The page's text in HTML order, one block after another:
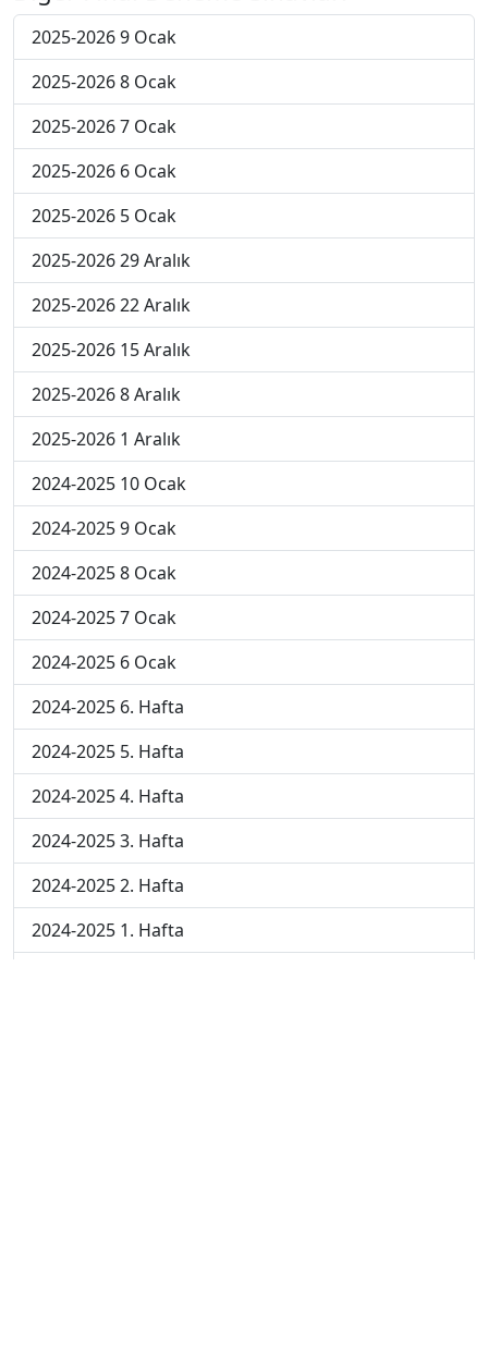
2025-2026 9 Ocak
2025-2026 8 Ocak
2025-2026 7 Ocak
2025-2026 6 Ocak
2025-2026 5 Ocak
2025-2026 29 Aralık
2025-2026 22 Aralık
2025-2026 15 Aralık
2025-2026 8 Aralık
2025-2026 1 Aralık
2024-2025 10 Ocak
2024-2025 9 Ocak
2024-2025 8 Ocak
2024-2025 7 Ocak
2024-2025 6 Ocak
2024-2025 6. Hafta
2024-2025 5. Hafta
2024-2025 4. Hafta
2024-2025 3. Hafta
2024-2025 2. Hafta
2024-2025 1. Hafta